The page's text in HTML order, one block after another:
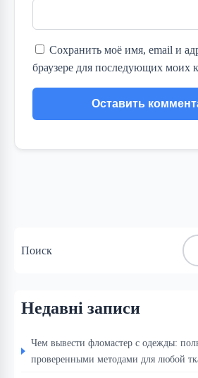
Сохранить моё имя, email и
браузере для последующих моих
Поиск
Недавні записи
Чем вывести фломастер с одежды:
проверенными методами для любой